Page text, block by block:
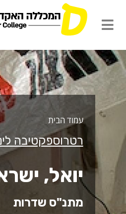
עמוד הבית
יואל,
מתנ"ס שדרות
רטרוספקטיבה